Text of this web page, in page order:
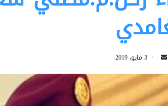
أرسل
إلكترونيا
3 مايو، 2019